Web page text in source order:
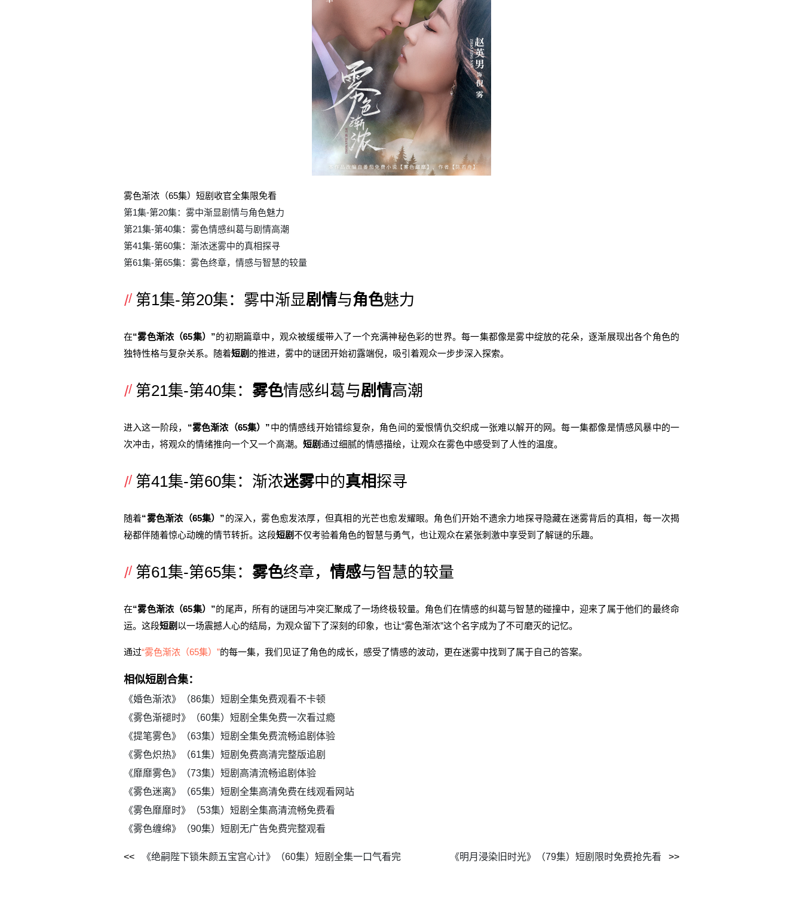
雾色渐浓（65集）短剧收官全集限免看
第1集-第20集：雾中渐显剧情与角色魅力
第21集-第40集：雾色情感纠葛与剧情高潮
第41集-第60集：渐浓迷雾中的真相探寻
第61集-第65集：雾色终章，情感与智慧的较量
第1集-第20集：雾中渐显剧情与角色魅力
在“雾色渐浓（65集）”的初期篇章中，观众被缓缓带入了一个充满神秘色彩的世界。每一集都像是雾中绽放的花朵，逐渐展现出各个角色的
独特性格与复杂关系。随着短剧 的推进，雾中的谜团开始初露端倪，吸引着观众一步步深入探索。
第21集-第40集： 雾色情感纠葛与剧情高潮
进入这一阶段， “雾色渐浓（65集）”中的情感线开始错综复杂，角色间的爱恨情仇交织成一张难以解开的网。每一集都像是情感风暴中的一
次冲击，将观众的情绪推向一个又一个高潮。 短剧通过细腻的情感描绘，让观众在雾色中感受到了人性的温度。
第41集-第60集：渐浓迷雾中的真相探寻
随着“雾色渐浓（65集）”的深入，雾色愈发浓厚，但真相的光芒也愈发耀眼。角色们开始不遗余力地探寻隐藏在迷雾背后的真相，每一次揭
秘都伴随着惊心动魄的情节转折。这段短剧不仅考验着角色的智慧与勇气，也让观众在紧张刺激中享受到了解谜的乐趣。
第61集-第65集： 雾色终章， 情感与智慧的较量
在“雾色渐浓（65集）”的尾声，所有的谜团与冲突汇聚成了一场终极较量。角色们在情感的纠葛与智慧的碰撞中，迎来了属于他们的最终命
运。这段短剧 以一场震撼人心的结局，为观众留下了深刻的印象，也让“雾色渐浓”这个名字成为了不可磨灭的记忆。
通过“雾色渐浓（65集）”的每一集，我们见证了角色的成长，感受了情感的波动，更在迷雾中找到了属于自己的答案。
相似短剧合集：
《婚色渐浓》（86集）短剧全集免费观看不卡顿
《雾色渐褪时》（60集）短剧全集免费一次看过瘾
《提笔雾色》（63集）短剧全集免费流畅追剧体验
《雾色炽热》（61集）短剧免费高清完整版追剧
《靡靡雾色》（73集）短剧高清流畅追剧体验
《雾色迷离》（65集）短剧全集高清免费在线观看网站
《雾色靡靡时》（53集）短剧全集高清流畅免费看
《雾色缠绵》（90集）短剧无广告免费完整观看
《绝嗣陛下锁朱颜五宝宫心计》（60集）短剧全集一口气看完 《明月浸染旧时光》（79集）短剧限时免费抢先看